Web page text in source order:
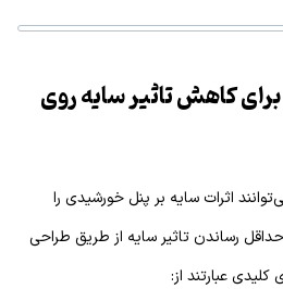
کاهش تاثیر سایه روی
اثرات سایه‌ بر پنل خورشیدی را
رساندن تاثیر سایه از طریق طراحی
عبارتند از: